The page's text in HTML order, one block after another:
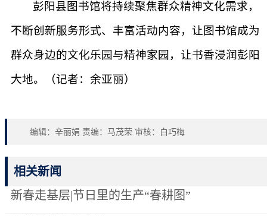
彭阳县图书馆将持续聚焦群众精神文化需求，
不断创新服务形式、丰富活动内容，让图书馆成为
群众身边的文化乐园与精神家园，让书香浸润彭阳
大地。（​记者：余亚丽）
编辑：辛丽娟 责编：马茂荣 审核：白巧梅
相关新闻
新春走基层|节日里的生产“春耕图”